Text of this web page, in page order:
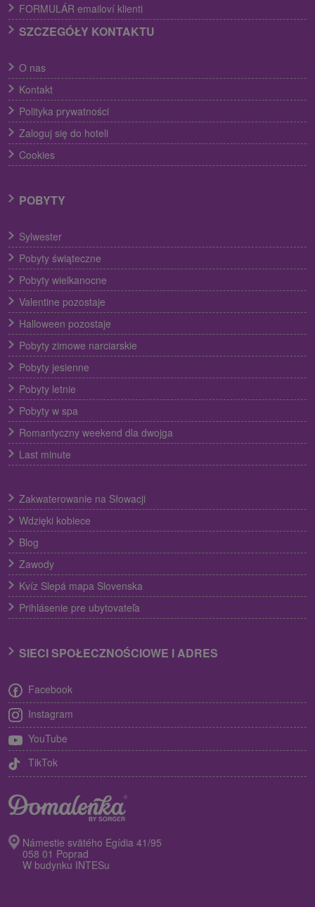
FORMULÁR emailoví klienti
SZCZEGÓŁY KONTAKTU
O nas
Kontakt
Polityka prywatności
Zaloguj się do hoteli
Cookies
POBYTY
Sylwester
Pobyty świąteczne
Pobyty wielkanocne
Valentine pozostaje
Halloween pozostaje
Pobyty zimowe narciarskie
Pobyty jesienne
Pobyty letnie
Pobyty w spa
Romantyczny weekend dla dwojga
Last minute
Zakwaterowanie na Słowacji
Wdzięki kobiece
Blog
Zawody
Kvíz Slepá mapa Slovenska
Prihlásenie pre ubytovateľa
SIECI SPOŁECZNOŚCIOWE I ADRES
Facebook
Instagram
YouTube
TikTok
Námestie svätého Egídia 41/95
058 01 Poprad
W budynku INTESu